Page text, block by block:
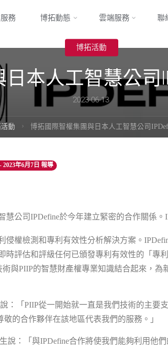
務 博拓動態 雲端服務 聯
本人工智慧公
2023-06-13
博拓活動
動 博拓國際智權集團與日本人工智慧公司
年6月7日 報導
慧公司IPDefine於今年建立緊密的合作關係
侵權檢測和專利有效性分析解決方案。
時評估和評級任何已頒發專利有效性的「專
與PIIP的智慧財產權專業知識結合起來，
：「PIIP從一開始就一直是我們技術的主要
的合作夥伴在該地區代表我們的服務。」
說：「與IPDefine合作將使我們能夠利用他